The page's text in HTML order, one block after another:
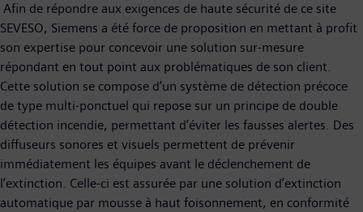
Afin de répondre aux exigences de haute sécurité de ce site
SEVESO, Siemens a été force de proposition en mettant à profit
son expertise pour concevoir une solution sur-mesure
répondant en tout point aux problématiques de son client.
Cette solution se compose d’un système de détection précoce
de type multi-ponctuel qui repose sur un principe de double
détection incendie, permettant d’éviter les fausses alertes. Des
diffuseurs sonores et visuels permettent de prévenir
immédiatement les équipes avant le déclenchement de
l’extinction. Celle-ci est assurée par une solution d’extinction
automatique par mousse à haut foisonnement, en conformité